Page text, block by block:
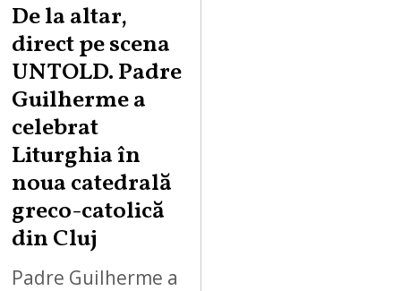
De la altar,
direct pe scena
UNTOLD. Padre
Guilherme a
celebrat
Liturghia în
noua catedrală
greco-catolică
din Cluj
Padre Guilherme a